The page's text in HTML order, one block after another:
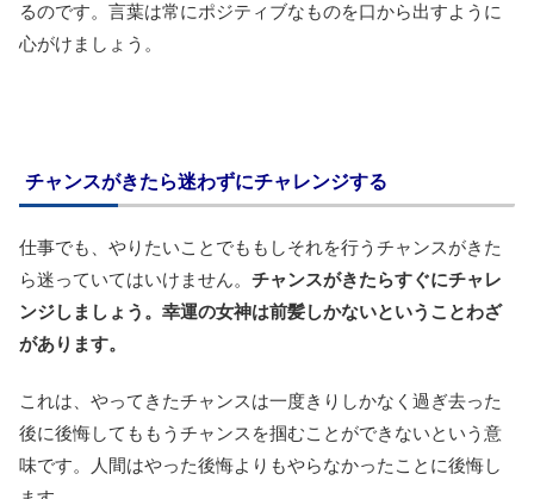
るのです。言葉は常にポジティブなものを口から出すように
心がけましょう。
チャンスがきたら迷わずにチャレンジする
仕事でも、やりたいことでももしそれを行うチャンスがきた
ら迷っていてはいけません。 チャンスがきたらすぐにチャレ
ンジしましょう。幸運の女神は前髪しかないということわざ
があります。
これは、やってきたチャンスは一度きりしかなく過ぎ去った
後に後悔してももうチャンスを掴むことができないという意
味です。人間はやった後悔よりもやらなかったことに後悔し